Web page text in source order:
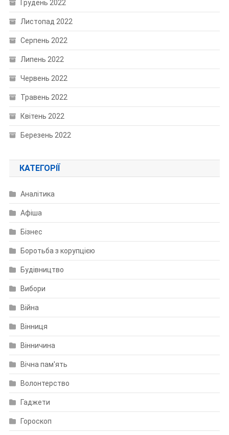
Грудень 2022
Листопад 2022
Серпень 2022
Липень 2022
Червень 2022
Травень 2022
Квітень 2022
Березень 2022
КАТЕГОРІЇ
Аналітика
Афіша
Бізнес
Боротьба з корупцією
Будівництво
Вибори
Війна
Вінниця
Вінничина
Вічна пам'ять
Волонтерство
Гаджети
Гороскоп